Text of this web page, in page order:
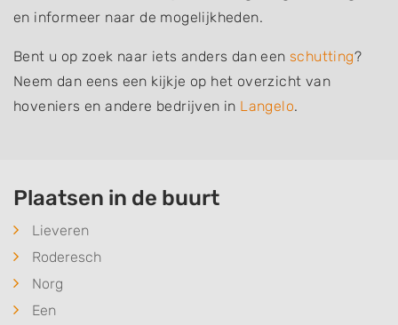
en informeer naar de mogelijkheden.
Bent u op zoek naar iets anders dan een schutting?
Neem dan eens een kijkje op het overzicht van
hoveniers en andere bedrijven in Langelo.
Plaatsen in de buurt
Lieveren
Roderesch
Norg
Een